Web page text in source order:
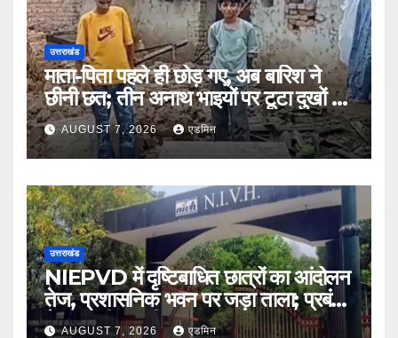
उत्तराखंड
माता-पिता पहले ही छोड़ गए, अब बारिश ने
छीनी छत; तीन अनाथ भाइयों पर टूटा दुखों का
पहाड़AUGUST 7, 2026 एडमिन
उत्तराखंड
NIEPVD में दृष्टिबाधित छात्रों का आंदोलन
तेज, प्रशासनिक भवन पर जड़ा ताला; प्रबंधन
ने शुरू की बातचीत
AUGUST 7, 2026 एडमिन